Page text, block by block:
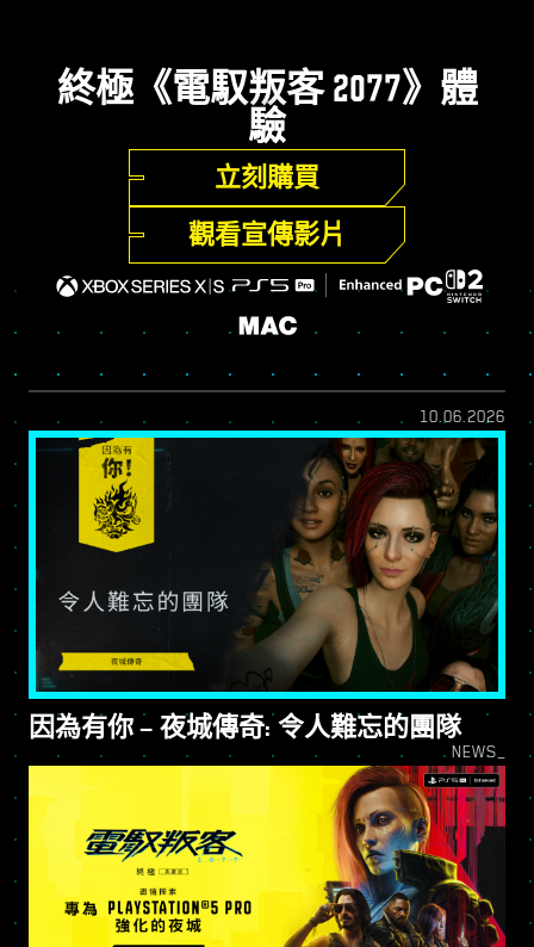
終極《電馭叛客 2077》體
驗
立刻購買
觀看宣傳影片
10.06.2026
因為有你 — 夜城傳奇: 令人難忘的團隊
NEWS_